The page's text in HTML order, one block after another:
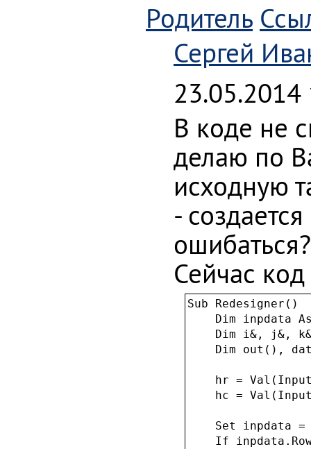
Родитель
Сергей
23.05.2014
В коде не
делаю по
исходную
-
Сейчас код
Sub Redesigner()
Dim inpdata As
Dim i&, j&,
Dim out(),
hr =
hc =
Set inpdata =
If